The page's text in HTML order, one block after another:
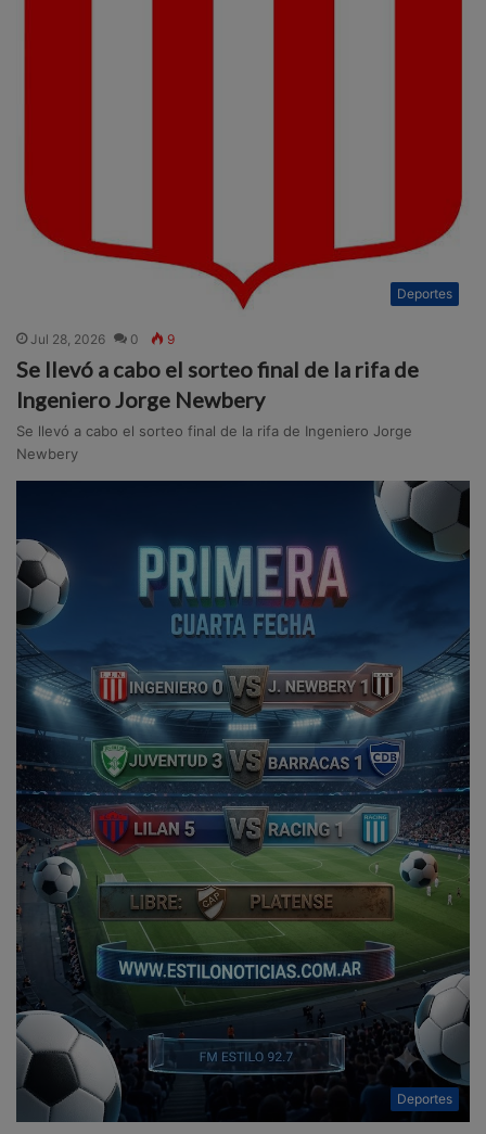
Deportes
Jul 28, 2026 0 9
Se llevó a cabo el sorteo final de la rifa de
Ingeniero Jorge Newbery
Se llevó a cabo el sorteo final de la rifa de Ingeniero Jorge
Newbery
Deportes